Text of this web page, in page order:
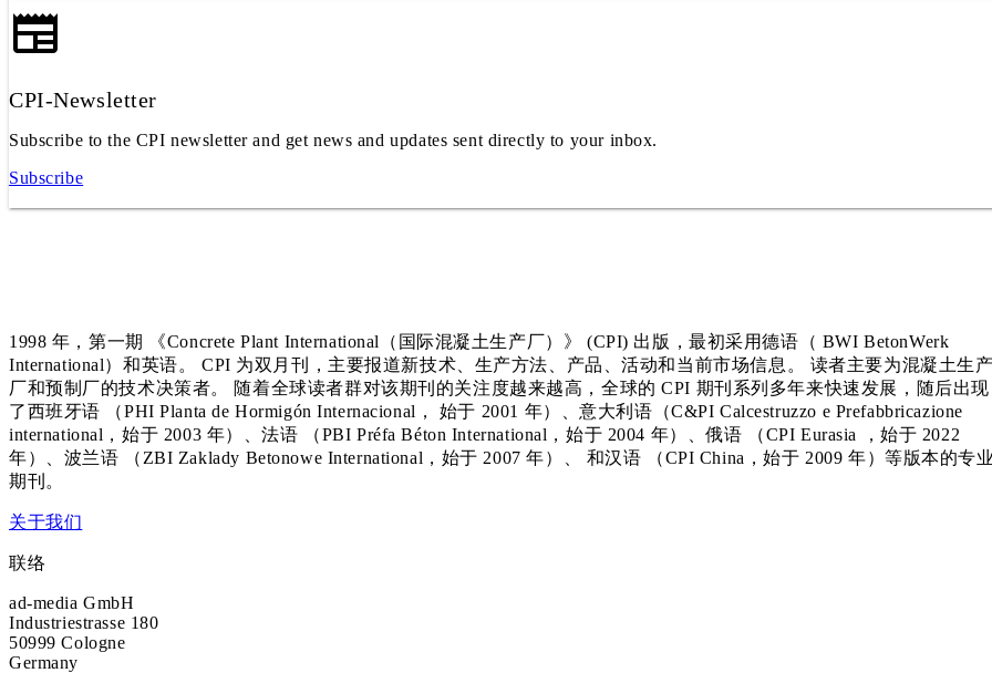
CPI-Newsletter
Subscribe to the CPI newsletter and get news and updates sent directly to your inbox.
Subscribe
1998 年，第一期 《Concrete Plant International（国际混凝土生产厂）》 (CPI) 出版，最初采用德语（ BWI BetonWerk
International）和英语。 CPI 为双月刊，主要报道新技术、生产方法、产品、活动和当前市场信息。 读者主要为混凝土生
厂和预制厂的技术决策者。 随着全球读者群对该期刊的关注度越来越高，全球的 CPI 期刊系列多年来快速发展，随后出现
了西班牙语 （PHI Planta de Hormigón Internacional， 始于 2001 年）、意大利语（C&PI Calcestruzzo e Prefabbricazione
international，始于 2003 年）、法语 （PBI Préfa Béton International，始于 2004 年）、俄语 （CPI Eurasia ，始于 2022
年）、波兰语 （ZBI Zaklady Betonowe International，始于 2007 年）、 和汉语 （CPI China，始于 2009 年）等版本的专
期刊。
关于我们
联络
ad-media GmbH
Industriestrasse 180
50999 Cologne
Germany